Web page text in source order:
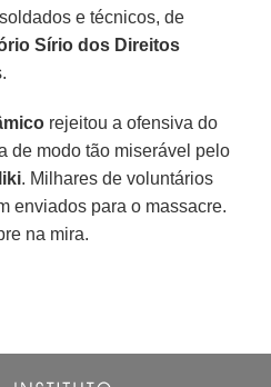
e técnicos, de
Sírio dos Direitos
rejeitou a ofensiva do
de modo tão miserável pelo
. Milhares de voluntários
enviados para o massacre.
na mira.